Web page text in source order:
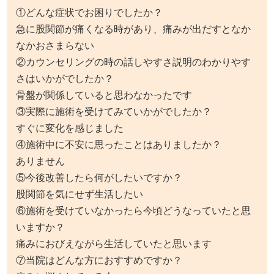
骨盤が関係していると思わなかったです
③実際に施術を受けてみていかがでしたか？
すぐに変化を感じました
④施術中に不安に思ったことはありましたか？
ありません
⑤今後改善したら何がしたいですか？
股関節を気にせず生活したい
⑥施術を受けていなかったら今頃どうなっていたと思
いますか？
痛みにおびえながら生活していたと思います
⑦当院はどんな方におすすめですか？
痛みに悩まれている人
⑧先生の印象はいかがでしたか？
とても印象のいい先生です！
（F様 女性 28歳 エステ勤務）